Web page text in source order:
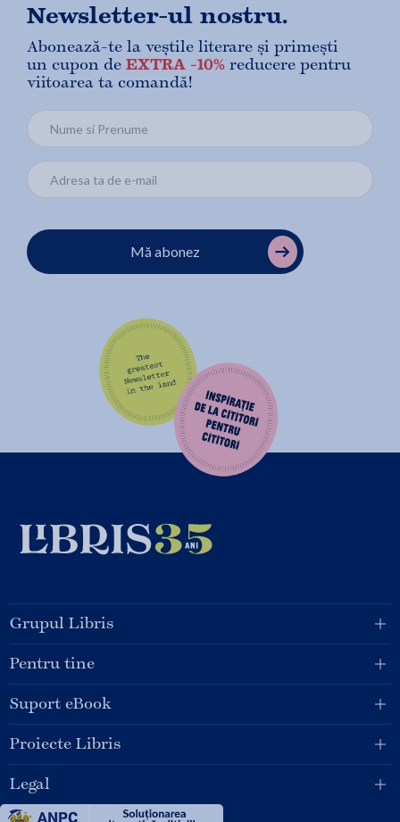
Newsletter-ul nostru.
Abonează-te la veștile literare și primești
un cupon de EXTRA -10% reducere pentru
viitoarea ta comandă!
Mă abonez
Grupul Libris
Pentru tine
Suport eBook
Proiecte Libris
Legal